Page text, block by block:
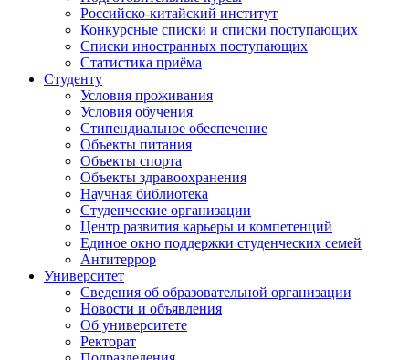
Российско-китайский институт
Конкурсные списки и списки поступающих
Списки иностранных поступающих
Статистика приёма
Студенту
Условия проживания
Условия обучения
Стипендиальное обеспечение
Объекты питания
Объекты спорта
Объекты здравоохранения
Научная библиотека
Студенческие организации
Центр развития карьеры и компетенций
Единое окно поддержки студенческих семей
Антитеррор
Университет
Сведения об образовательной организации
Новости и объявления
Об университете
Ректорат